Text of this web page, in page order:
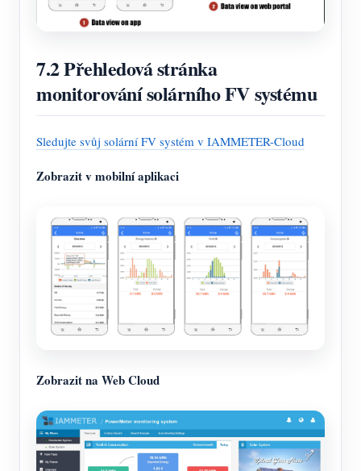
7.2 Přehledová stránka
monitorování solárního FV systému
Sledujte svůj solární FV systém v IAMMETER-Cloud
Zobrazit v mobilní aplikaci
Zobrazit na Web Cloud